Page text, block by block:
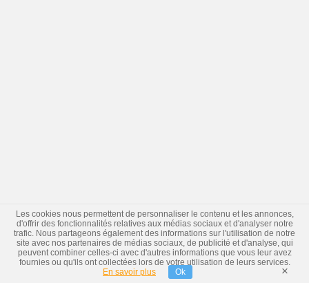
Les cookies nous permettent de personnaliser le contenu et les annonces,
d'offrir des fonctionnalités relatives aux médias sociaux et d'analyser notre
trafic. Nous partageons également des informations sur l'utilisation de notre
site avec nos partenaires de médias sociaux, de publicité et d'analyse, qui
peuvent combiner celles-ci avec d'autres informations que vous leur avez
fournies ou qu'ils ont collectées lors de votre utilisation de leurs services.
En savoir plus
Ok ×